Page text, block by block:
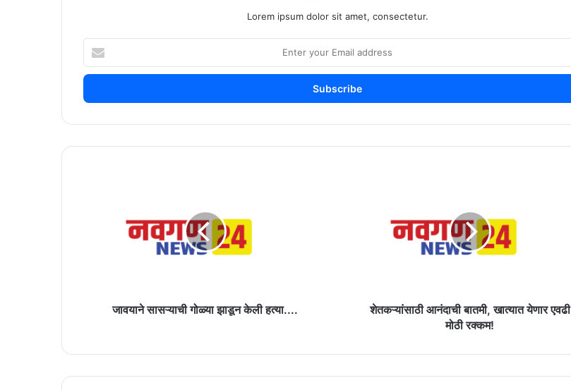
Lorem ipsum dolor sit amet, consectetur.
your
Email
जावयाने सासऱ्याची गोळ्या झाडून केली हत्या....
शेतकऱ्यांसाठी आनंदाची बातमी, खात्यात येणार एवढी
मोठी रक्कम!